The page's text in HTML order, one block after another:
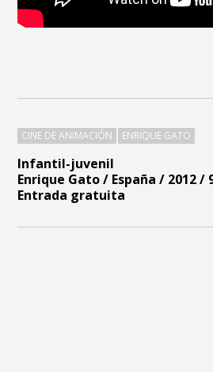
Infantil-juvenil
Enrique Gato / España / 2012 /
Entrada gratuita
CINE DE ANIMACIÓN ENRIQUE GATO